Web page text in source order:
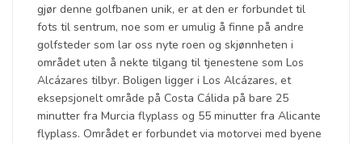
gjør denne golfbanen unik, er at den er forbundet til
fots til sentrum, noe som er umulig å finne på andre
golfsteder som lar oss nyte roen og skjønnheten i
området uten å nekte tilgang til tjenestene som Los
Alcázares tilbyr. Boligen ligger i Los Alcázares, et
eksepsjonelt område på Costa Cálida på bare 25
minutter fra Murcia flyplass og 55 minutter fra Alicante
flyplass. Området er forbundet via motorvei med byene